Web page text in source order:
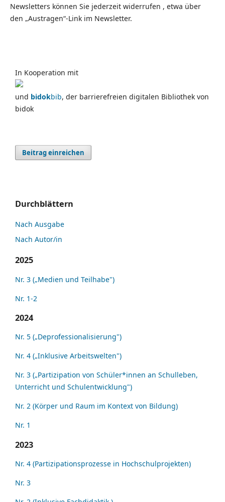
Newsletters können Sie jederzeit widerrufen , etwa über
den „Austragen“-Link im Newsletter.
In Kooperation mit
und bidokbib, der barrierefreien digitalen Bibliothek von
bidok
Beitrag einreichen
Durchblättern
Nach Ausgabe
Nach Autor/in
2025
Nr. 3 („Medien und Teilhabe")
Nr. 1-2
2024
Nr. 5 („Deprofessionalisierung")
Nr. 4 („Inklusive Arbeitswelten")
Nr. 3 („Partizipation von Schüler*innen an Schulleben,
Unterricht und Schulentwicklung")
Nr. 2 (Körper und Raum im Kontext von Bildung)
Nr. 1
2023
Nr. 4 (Partizipationsprozesse in Hochschulprojekten)
Nr. 3